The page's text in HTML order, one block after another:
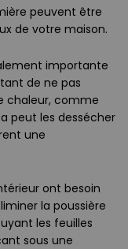
peuvent être
de votre maison.
importante
de ne pas
chaleur, comme
peut les dessécher
une
ont besoin
la poussière
les feuilles
sous une